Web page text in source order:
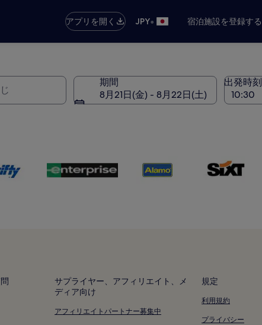
アプリを開く JPY• 宿泊施設を登録する
期間
8月21日(金) - 8月22日(土)
出発時刻
サプライヤー、アフィリエイト、メ
ディア向け
アフィリエイトパートナー募集中
規定
利用規約
プライバシー